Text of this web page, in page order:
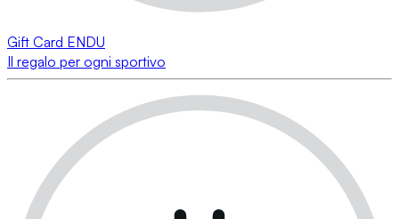
Gift Card ENDU
Il regalo per ogni sportivo